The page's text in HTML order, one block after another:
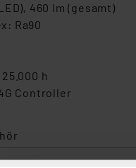
460 lm (gesamt)
Ra90
h
Controller